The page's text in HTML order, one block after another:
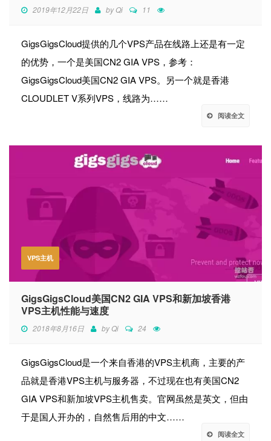
2019年12月22日 byQi 11
GigsGigsCloud提供的几个VPS产品在线路上还是有一定
的优势，一个是美国CN2 GIA VPS，参考：
GigsGigsCloud美国CN2 GIA VPS。另一个就是香港
CLOUDLET V系列VPS，线路为……
阅读全文
VPS主机
GigsGigsCloud美国CN2 GIA VPS和新加坡香港
VPS主机性能与速度
2018年8月16日 byQi 24
GigsGigsCloud是一个来自香港的VPS主机商，主要的产
品就是香港VPS主机与服务器，不过现在也有美国CN2
GIA VPS和新加坡VPS主机售卖。官网虽然是英文，但由
于是国人开办的，自然售后用的中文……
阅读全文